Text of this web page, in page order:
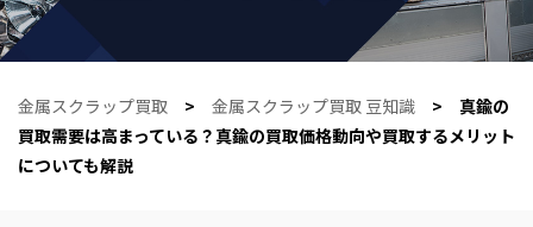
金属スクラップ買取 > 金属スクラップ買取 豆知識 > 真鍮の
買取需要は高まっている？真鍮の買取価格動向や買取するメリット
についても解説